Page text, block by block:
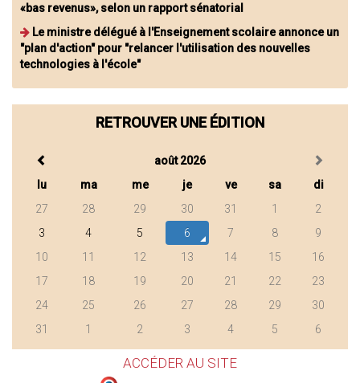
«bas revenus», selon un rapport sénatorial
Le ministre délégué à l'Enseignement scolaire annonce un
"plan d'action" pour "relancer l'utilisation des nouvelles
technologies à l'école"
RETROUVER UNE ÉDITION
août 2026
lu
ma me je ve sa
di
27
28 29 30 31 1
2
3
4 5 6 7 8
9
10
11 12 13 14 15
16
17
18 19 20 21 22
23
24
25 26 27 28 29
30
31
1 2 3 4 5 6
ACCÉDER AU SITE